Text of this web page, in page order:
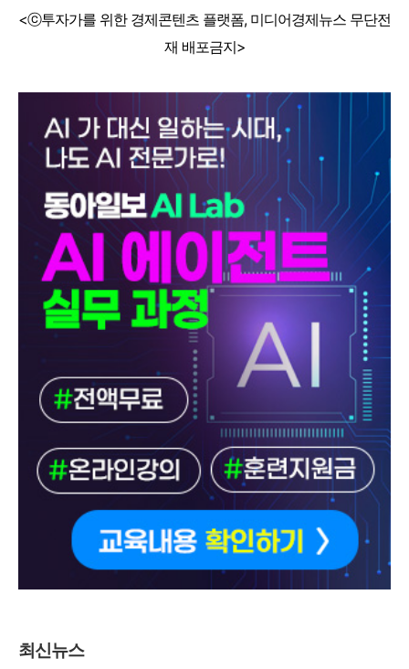
<ⓒ투자가를 위한 경제콘텐츠 플랫폼, 미디어경제뉴스 무단전
재 배포금지>
최신뉴스